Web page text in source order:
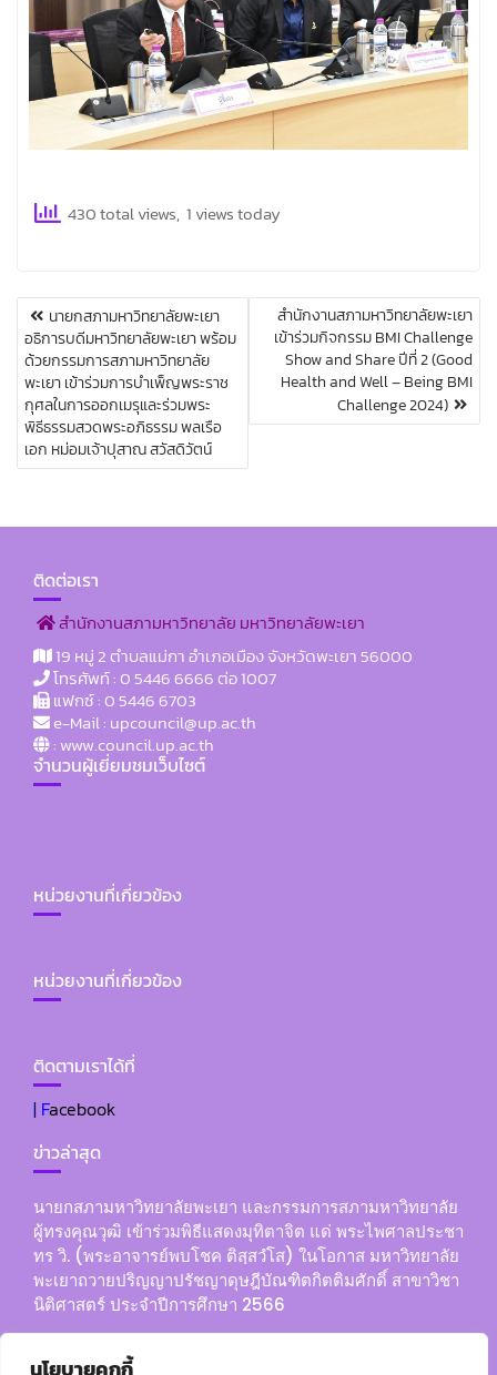
นโยบายคุกกี้
430 total views, 1 views today
ม
นู
นำ
ท
ง
นายกสภามหาวิทยาลัยพะเยา
อธิการบดีมหาวิทยาลัยพะเยา พร้อม
ด้วยกรรมการสภามหาวิทยาลัย
พะเยา เข้าร่วมการบำเพ็ญพระราช
กุศลในการออกเมรุและร่วมพระ
พิธีธรรมสวดพระอภิธรรม พลเรือ
เอก หม่อมเจ้าปุสาณ สวัสดิวัตน์
สำนักงานสภามหาวิทยาลัยพะเยา
เข้าร่วมกิจกรรม BMI Challenge
Show and Share ปีที่ 2 (Good
Health and Well – Being BMI
Challenge 2024)
ติดต่อเรา
สำนักงานสภามหาวิทยาลัย มหาวิทยาลัยพะเยา
19 หมู่ 2 ตำบลแม่กา อำเภอเมือง จังหวัดพะเยา 56000
โทรศัพท์ : 0 5446 6666 ต่อ 1007
แฟกซ์ : 0 5446 6703
e-Mail : upcouncil@up.ac.th
: www.council.up.ac.th
จำนวนผู้เยี่ยมชมเว็บไซต์
หน่วยงานที่เกี่ยวข้อง
หน่วยงานที่เกี่ยวข้อง
ติดตามเราได้ที่
| Facebook
ข่าวล่าสุด
นายกสภามหาวิทยาลัยพะเยา และกรรมการสภามหาวิทยาลัย
ผู้ทรงคุณวุฒิ เข้าร่วมพิธีแสดงมุทิตาจิต แด่ พระไพศาลประชา
ทร วิ. (พระอาจารย์พบโชค ติสฺสวํโส) ในโอกาส มหาวิทยาลัย
พะเยาถวายปริญญาปรัชญาดุษฎีบัณฑิตกิตติมศักดิ์ สาขาวิชา
นิติศาสตร์ ประจำปีการศึกษา 2566
2. คำสั่งมหาวิทยาลัยพะเยา ที่ 361/2568 เรื่อง แต่งตั้งคณะ